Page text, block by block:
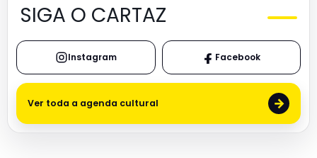
SIGA O CARTAZ
Instagram Facebook
Ver toda a agenda cultural →